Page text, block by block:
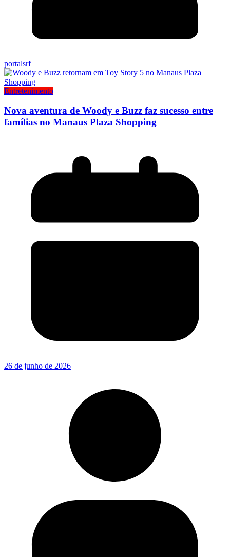
portalsrf
Entretenimento
Nova aventura de Woody e Buzz faz sucesso entre
famílias no Manaus Plaza Shopping
26 de junho de 2026